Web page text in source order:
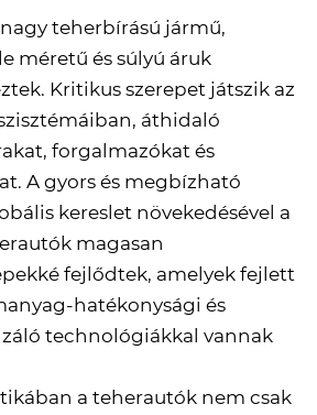
teherbírású jármű,
méretű és súlyú áruk
Kritikus szerepet játszik az
áthidaló
forgalmazókat és
A gyors és megbízható
kereslet növekedésével a
magasan
fejlődtek, amelyek fejlett
hatékonysági és
technológiákkal vannak
a teherautók nem csak